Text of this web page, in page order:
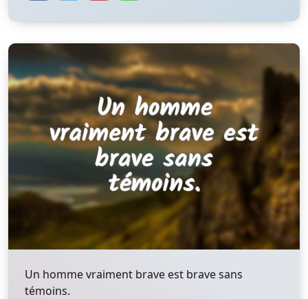
Un homme vraiment brave est brave sans
témoins.